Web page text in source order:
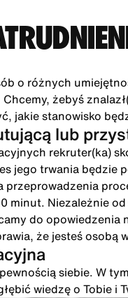
o różnych
żebyś
jakie stanowisko
lub
rekruter(ka)
jego trwania będzie
przeprowadzenia
minut. Niezależnie
do
że jesteś osobą
siebie. W
wiedzę o Tobie i